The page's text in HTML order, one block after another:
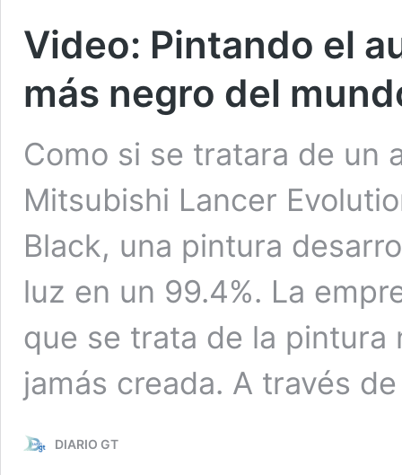
Video: Pintando el
más negro del
Como si se tratara de un
Mitsubishi Lancer
Black, una pintura
luz en un 99.4%. La
que se trata de la pintura
jamás creada. A través
DIARIO GT